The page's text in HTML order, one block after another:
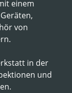
einem
von
in der
und